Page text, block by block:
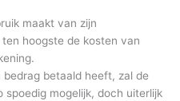
maakt van zijn
hoogste de kosten van
betaald heeft, zal de
spoedig mogelijk, doch uiterlijk